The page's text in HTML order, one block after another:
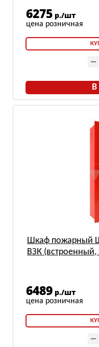
6275 р./шт
Шкаф пожарный
ВЗК
6489 р./шт